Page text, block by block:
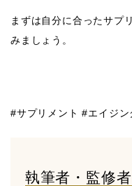
まずは自分に合ったサプ
みましょう。
#サプリメント #エイジ
執筆者・監修者